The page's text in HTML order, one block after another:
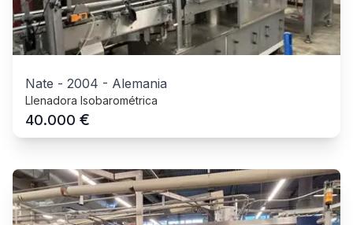
Nate - 2004 - Alemania
Llenadora Isobarométrica
40.000 €